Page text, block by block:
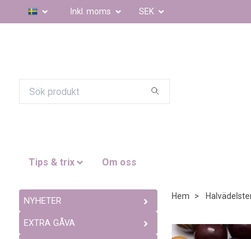
Inkl. moms SEK
Tips & trix Om oss
NYHETER
EXTRA GÅVA
Hem